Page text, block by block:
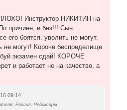
Инструктор НИКИТИН на
причине, и без!!! Сын
его боятся. уволить не могут.
не могут! Короче беспределище
экзамен сдай! КОРОЧЕ
и работает не на качество, а
09:14
Россия, Чебоксары